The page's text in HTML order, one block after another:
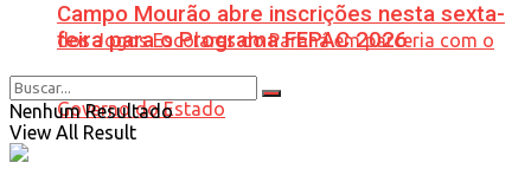
Campo Mourão abre inscrições nesta sexta-
feira para o Programa FEPAC 2026
Nenhum Resultado
View All Result